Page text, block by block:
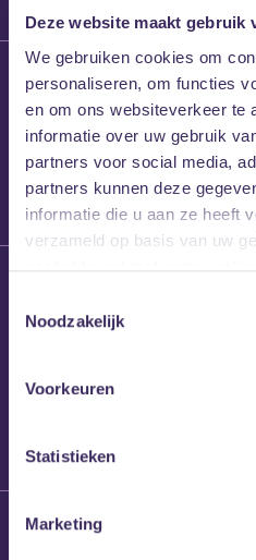
Deze website maakt gebruik
We gebruiken cookies om
personaliseren, om functies
en om ons websiteverkeer te
informatie over uw gebruik
partners voor social media,
partners kunnen deze
informatie die u aan ze heeft
verzameld op basis van uw
Noodzakelijk
Voorkeuren
Statistieken
Marketing